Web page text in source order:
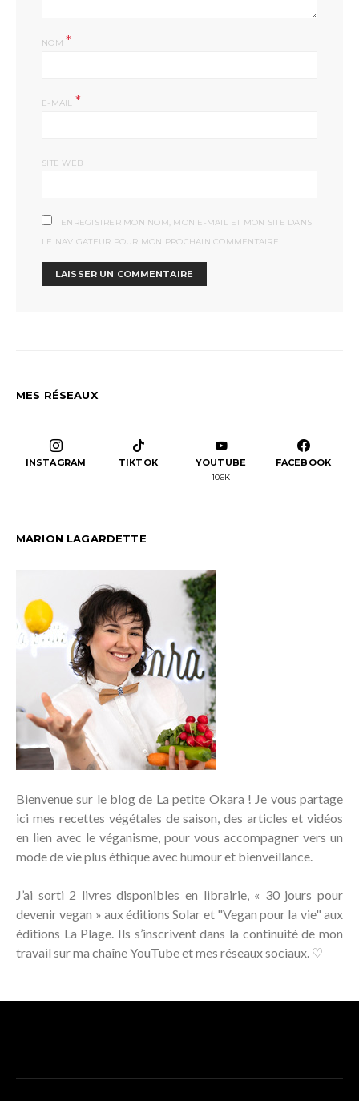
NOM *
E-MAIL *
SITE WEB
ENREGISTRER MON NOM, MON E-MAIL ET MON SITE DANS
LE NAVIGATEUR POUR MON PROCHAIN COMMENTAIRE.
MES RÉSEAUX
INSTAGRAM TIKTOK YOUTUBE
106K
FACEBOOK
MARION LAGARDETTE
Bienvenue sur le blog de La petite Okara ! Je vous partage
ici mes recettes végétales de saison, des articles et vidéos
en lien avec le véganisme, pour vous accompagner vers un
mode de vie plus éthique avec humour et bienveillance.
J’ai sorti 2 livres disponibles en librairie, « 30 jours pour
devenir vegan » aux éditions Solar et "Vegan pour la vie" aux
éditions La Plage. Ils s’inscrivent dans la continuité de mon
travail sur ma chaîne YouTube et mes réseaux sociaux. ♡